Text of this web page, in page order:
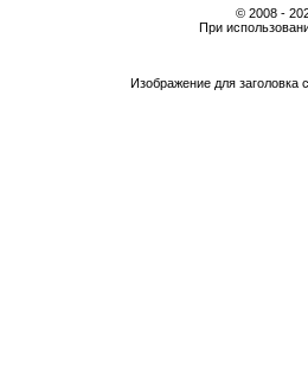
© 2008 -
При
Изображение для